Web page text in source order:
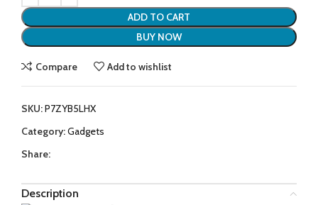
ADD TO CART
BUY NOW
Compare Add to wishlist
SKU:P7ZYB5LHX
Category:Gadgets
Share:
Description